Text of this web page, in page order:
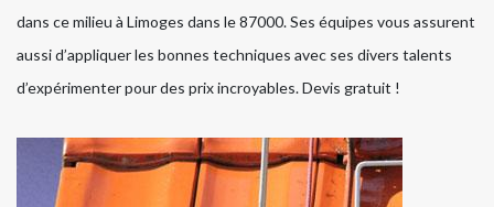
dans ce milieu à Limoges dans le 87000. Ses équipes vous assurent
aussi d’appliquer les bonnes techniques avec ses divers talents
d’expérimenter pour des prix incroyables. Devis gratuit !